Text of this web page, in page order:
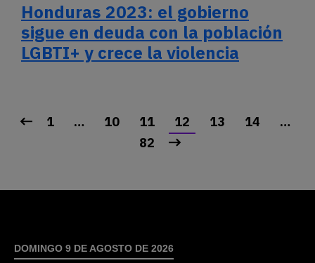
Honduras 2023: el gobierno
sigue en deuda con la población
LGBTI+ y crece la violencia
1 … 10 11 12 13 14
…
82
DOMINGO 9 DE AGOSTO DE 2026